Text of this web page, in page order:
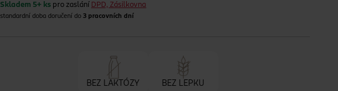
Skladem 5+ ks pro zaslání DPD, Zásilkovna
standardní doba doručení do 3 pracovních dní
BEZ LAKTÓZY BEZ LEPKU